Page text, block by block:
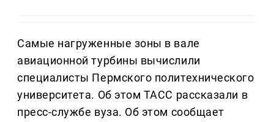
Самые нагруженные зоны в вале
авиационной турбины вычислили
специалисты Пермского политехнического
университета. Об этом ТАСС рассказали в
пресс-службе вуза. Об этом сообщает